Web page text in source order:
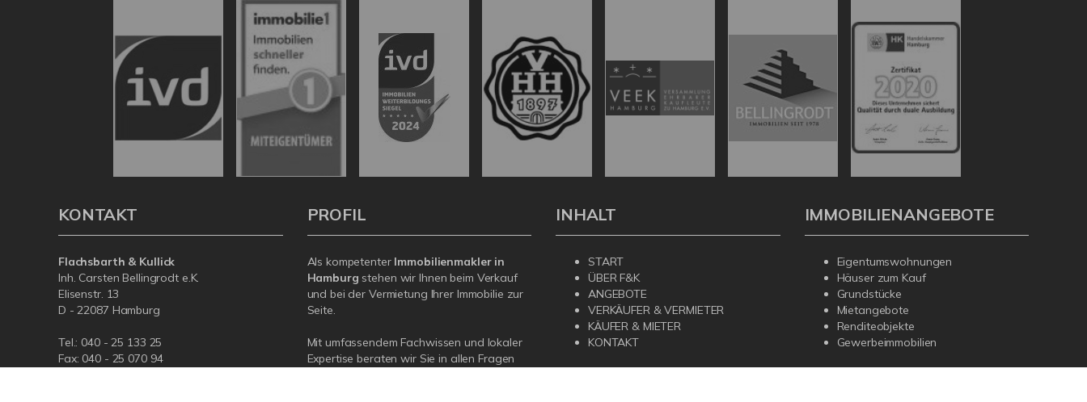
KONTAKT
Flachsbarth & Kullick
Inh. Carsten Bellingrodt e.K.
Elisenstr. 13
D - 22087 Hamburg
Tel.: 040 - 25 133 25
Fax: 040 - 25 070 94
PROFIL
Als kompetenter Immobilienmakler in
Hamburg stehen wir Ihnen beim Verkauf
und bei der Vermietung Ihrer Immobilie zur
Seite.
Mit umfassendem Fachwissen und lokaler
Expertise beraten wir Sie in allen Fragen
INHALT
START
ÜBER F&K
ANGEBOTE
VERKÄUFER & VERMIETER
KÄUFER & MIETER
KONTAKT
IMMOBILIENANGEBOTE
Eigentumswohnungen
Häuser zum Kauf
Grundstücke
Mietangebote
Renditeobjekte
Gewerbeimmobilien